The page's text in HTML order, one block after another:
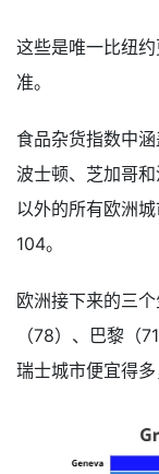
这些是唯一比纽
准。
食品杂货指数中
波士顿、芝加哥
以外的所有欧洲
104。
欧洲接下来的三
（78）、巴黎（
瑞士城市便宜得多